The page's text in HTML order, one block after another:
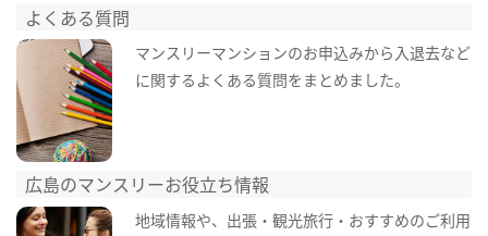
よくある質問
マンスリーマンションのお申込みから入退去など
に関するよくある質問をまとめました。
広島のマンスリーお役立ち情報
地域情報や、出張・観光旅行・おすすめのご利用